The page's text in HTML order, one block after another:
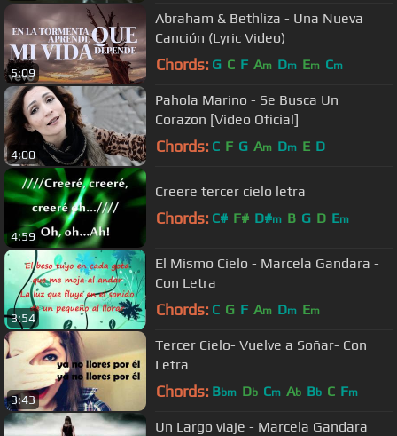
5:09
Abraham & Bethliza - Una Nueva
Canción (Lyric Video)
Chords: G C F Am Dm Em Cm
4:00
Pahola Marino - Se Busca Un
Corazon [Video Oficial]
Chords: C F G Am Dm E D
4:59
Creere tercer cielo letra
Chords: C# F# D#m B G D Em
3:54
El Mismo Cielo - Marcela Gandara -
Con Letra
Chords: C G F Am Dm Em
3:43
Tercer Cielo- Vuelve a Soñar- Con
Letra
Chords: Bbm Db Cm Ab Bb C Fm
Un Largo viaje - Marcela Gandara